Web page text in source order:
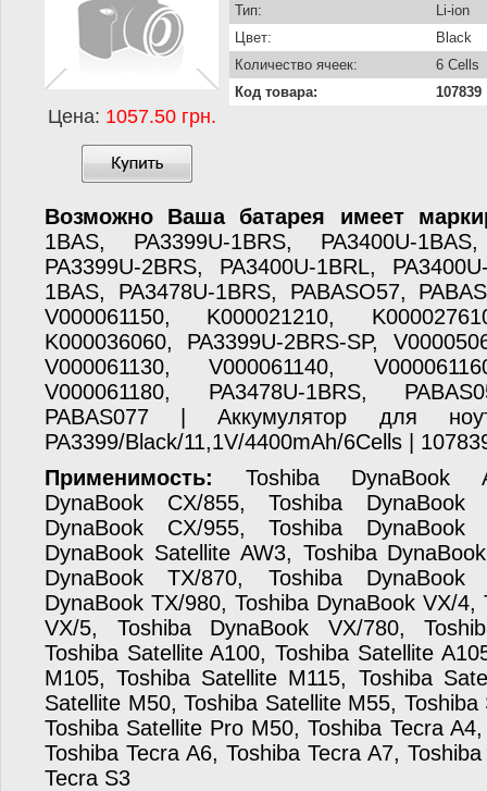
Цена: 1057.50 грн.
Тип:
Li-ion
Цвет:
Black
Количество ячеек:
6 Cells
Код товара:
107839
Возможно Ваша батарея имеет
1BAS, PA3399U-1BRS, PA3400U-
PA3399U-2BRS, PA3400U-1BRL,
1BAS, PA3478U-1BRS, PABASO57,
V000061150, K000021210,
K000036060, PA3399U-2BRS-SP,
V000061130, V000061140,
V000061180, PA3478U-1BRS,
PABAS077 | Аккумулятор для
PA3399/Black/11,1V/4400mAh/6Cells |
Применимость: Toshiba DynaBook
DynaBook CX/855, Toshiba DynaBook
DynaBook CX/955, Toshiba DynaBook
DynaBook Satellite AW3, Toshiba
DynaBook TX/870, Toshiba DynaBook
DynaBook TX/980, Toshiba DynaBook VX/4,
VX/5, Toshiba DynaBook VX/780,
Toshiba Satellite A100, Toshiba Satellite
M105, Toshiba Satellite M115, Toshiba
Satellite M50, Toshiba Satellite M55,
Toshiba Satellite Pro M50, Toshiba Tecra
Toshiba Tecra A6, Toshiba Tecra A7,
Tecra S3